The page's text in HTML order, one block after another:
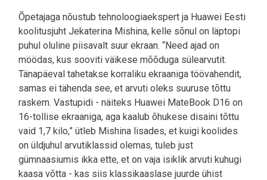
Õpetajaga nõustub tehnoloogiaekspert ja Huawei Eesti
koolitusjuht Jekaterina Mishina, kelle sõnul on läptopi
puhul oluline piisavalt suur ekraan. “Need ajad on
möödas, kus sooviti väikese mõõduga sülearvutit.
Tänapäeval tahetakse korraliku ekraaniga töövahendit,
samas ei tähenda see, et arvuti oleks suuruse tõttu
raskem. Vastupidi - näiteks Huawei MateBook D16 on
16-tollise ekraaniga, aga kaalub õhukese disaini tõttu
vaid 1,7 kilo,” ütleb Mishina lisades, et kuigi koolides
on üldjuhul arvutiklassid olemas, tuleb just
gümnaasiumis ikka ette, et on vaja isiklik arvuti kuhugi
kaasa võtta - kas siis klassikaaslase juurde ühist